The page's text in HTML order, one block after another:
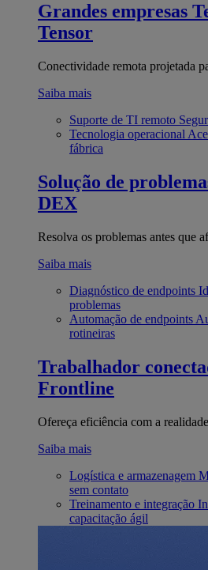
Grandes empresas
Tensor
Conectividade remota projetada
Saiba mais
Suporte de TI remoto
Tecnologia operacional
fábrica
Solução de
DEX
Resolva os problemas antes que
Saiba mais
Diagnóstico de endpoints
problemas
Automação de endpoints
rotineiras
Trabalhador
Frontline
Ofereça eficiência com a
Saiba mais
Logística e armazenagem
sem contato
Treinamento e integração
capacitação ágil